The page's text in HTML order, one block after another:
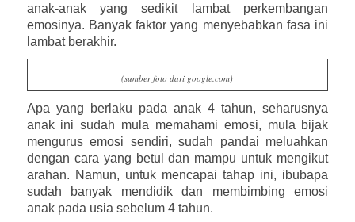
anak-anak yang sedikit lambat perkembangan
emosinya. Banyak faktor yang menyebabkan fasa ini
lambat berakhir.
(sumber foto dari google.com)
Apa yang berlaku pada anak 4 tahun, seharusnya
anak ini sudah mula memahami emosi, mula bijak
mengurus emosi sendiri, sudah pandai meluahkan
dengan cara yang betul dan mampu untuk mengikut
arahan. Namun, untuk mencapai tahap ini, ibubapa
sudah banyak mendidik dan membimbing emosi
anak pada usia sebelum 4 tahun.